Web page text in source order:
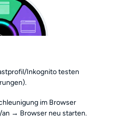
Inkognito testen
im Browser
→ Browser neu starten.